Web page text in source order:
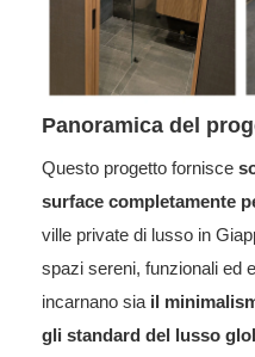
Panoramica del
Questo progetto fornisce
surface completamente
ville private di lusso in
spazi sereni, funzionali ed
incarnano sia il
gli standard del lusso